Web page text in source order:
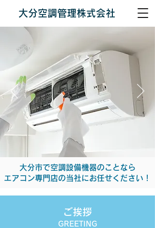
大分空調管理株式会社
大分市で空調設備機器のことなら
エアコン専門店の当社にお任せください！
ご挨拶
GREETING